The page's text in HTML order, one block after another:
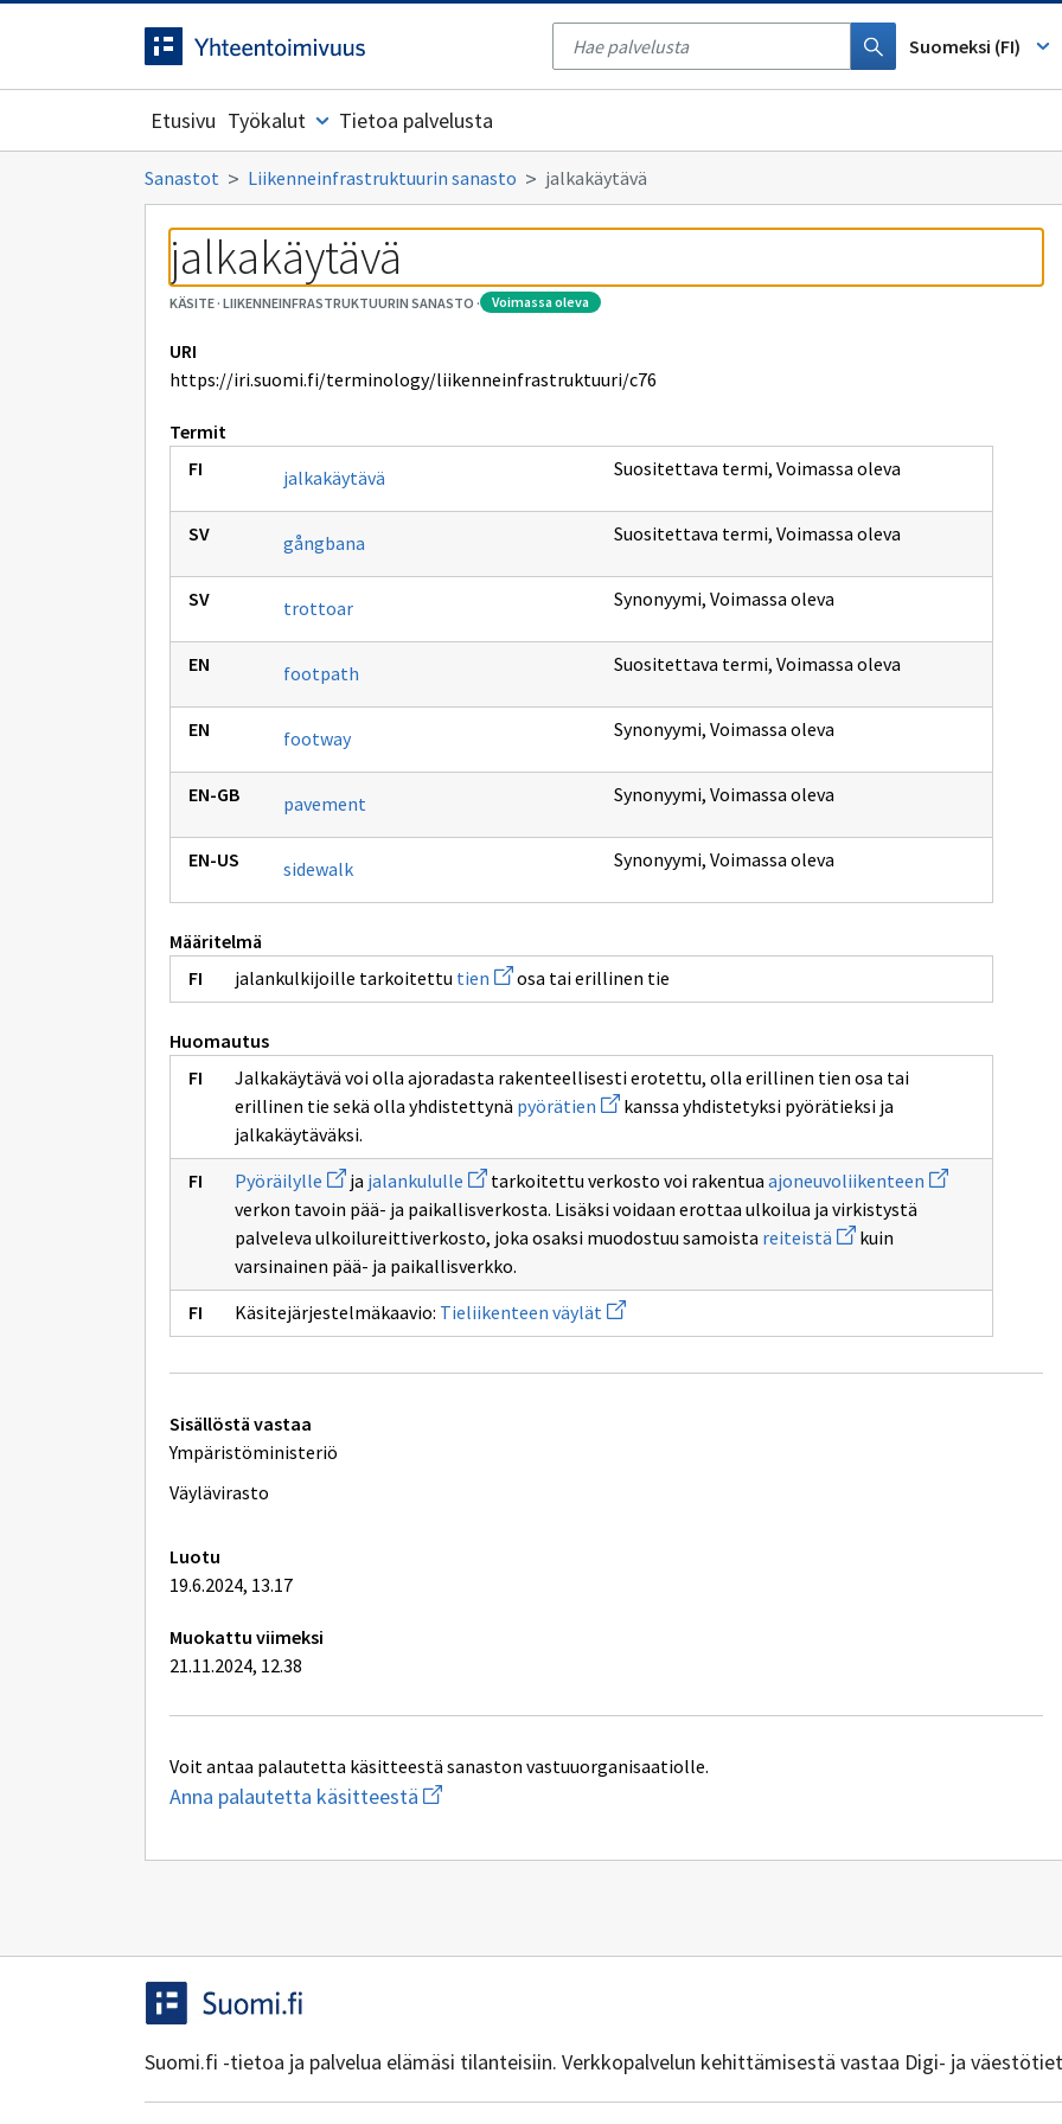
Siirrytty
Tyhjennä
haku
Suomeksi (FI)
Etusivu Työkalut Tietoa palvelusta
Sanastot Liikenneinfrastruktuurin sanasto jalkakäytävä
jalkakäytävä
KÄSITE· LIIKENNEINFRASTRUKTUURIN SANASTO · voimassa oleva
URI
https://iri.suomi.fi/terminology/liikenneinfrastruktuuri/c76
Termit
jalkakäytävä
Suositettava termi, Voimassa oleva
gångbana Suositettava termi, Voimassa oleva
trottoar Synonyymi, Voimassa oleva
footpath Suositettava termi, Voimassa oleva
footway Synonyymi, Voimassa oleva
pavement Synonyymi, Voimassa oleva
sidewalk Synonyymi, Voimassa oleva
Määritelmä
jalankulkijoille tarkoitettu tien Avaa
uuden
ikkunan
osa tai erillinen tie
Huomautus
Jalkakäytävä voi olla ajoradasta rakenteellisesti erotettu, olla erillinen tien osa tai
erillinen tie sekä olla yhdistettynä pyörätien Avaa
uuden
sivulle
pyörätien
kanssa yhdistetyksi pyörätieksi ja
jalkakäytäväksi.
Pyöräilylle Avaa
uuden
ikkunan
sivulle
Pyöräilylle
ja jalankululle Avaa
uuden
ikkunan
sivulle
jalankululle
tarkoitettu verkosto voi rakentua ajoneuvoliikenteen Avaa
uuden
verkon tavoin pää- ja paikallisverkosta. Lisäksi voidaan erottaa ulkoilua ja virkistystä
palveleva ulkoilureittiverkosto, joka osaksi muodostuu samoista reiteistä Avaa
uuden
sivulle
kuin
varsinainen pää- ja paikallisverkko.
Käsitejärjestelmäkaavio: Tieliikenteen väylät Avaa
uuden
ikkunan
Tekniset
lisätiedot
Sisällöstä vastaa
Ympäristöministeriö
Väylävirasto
Luotu
19.6.2024, 13.17
Muokattu viimeksi
21.11.2024, 12.38
Voit antaa palautetta käsitteestä sanaston vastuuorganisaatiolle.
Anna palautetta käsitteestä Aloita
uuden
kirjoitus
Suomi.fi -tietoa ja palvelua elämäsi tilanteisiin. Verkkopalvelun kehittämisestä vastaa Digi- ja